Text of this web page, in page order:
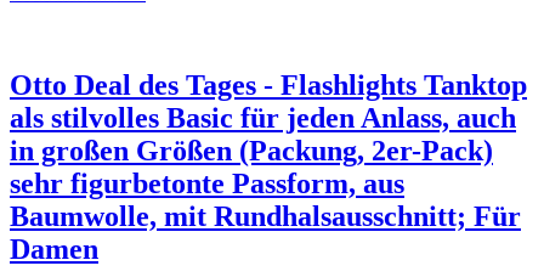
Otto Deal des Tages - Flashlights Tanktop
als stilvolles Basic für jeden Anlass, auch
in großen Größen (Packung, 2er-Pack)
sehr figurbetonte Passform, aus
Baumwolle, mit Rundhalsausschnitt; Für
Damen